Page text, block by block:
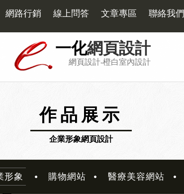
網路行銷 線上問答 文章專區 聯絡我們
一化網頁設計
網頁設計-橙白室內設計
作品展示
企業形象網頁設計
形象 購物網站 醫療美容網站